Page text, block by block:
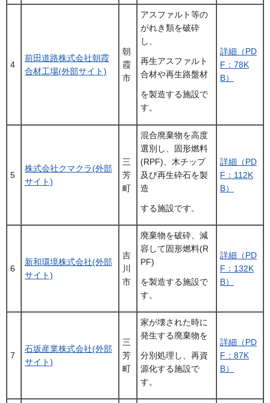
4
前田道路株式会社朝霞
合材工場(外部サイト)
朝
霞
市
アスファルト等の
がれき類を破砕
し、
再生アスファルト
合材や再生路盤材
を製造する施設で
す。
詳細（PD
F：78K
B）
5
株式会社クマクラ(外部
サイト)
三
芳
町
混合廃棄物を高度
選別し、固形燃料
(RPF)、木チップ
及び再生砕石を製
造
する施設です。
詳細（PD
F：112K
B）
6
新和環境株式会社(外部
サイト)
吉
川
市
廃棄物を破砕、減
容して固形燃料(R
PF)
を製造する施設で
す。
詳細（PD
F：132K
B）
7
石坂産業株式会社(外部
サイト)
三
芳
町
家が壊された時に
発生する廃棄物を
分別処理し、再資
源化する施設で
す。
詳細（PD
F：87K
B）